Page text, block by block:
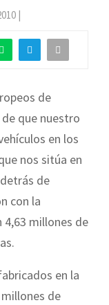
|
de
que nuestro
en los
nos sitúa en
de
con la
4,63 millones de
en la
de